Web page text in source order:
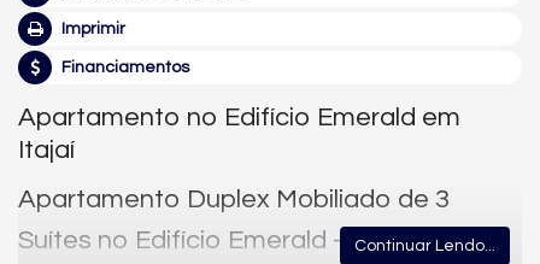
Imprimir
Financiamentos
Apartamento no Edifício Emerald em
Itajaí
Apartamento Duplex Mobiliado de 3
Suítes no Edifício Emerald – Praia Brava,
Continuar Lendo...